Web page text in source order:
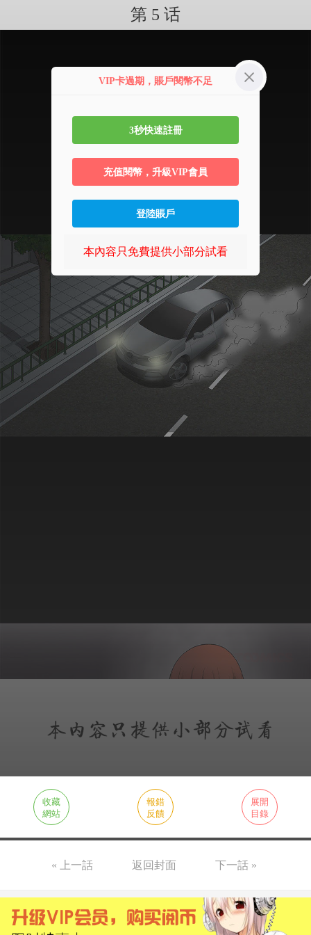
第 5 话
收藏
網站
報錯
反饋
展開
目錄
« 上一話 返回封面 下一話 »
VIP卡過期，賬戶閱幣不足
3秒快速註冊
充值閱幣，升級VIP會員
登陸賬戶
本內容只免費提供小部分試看